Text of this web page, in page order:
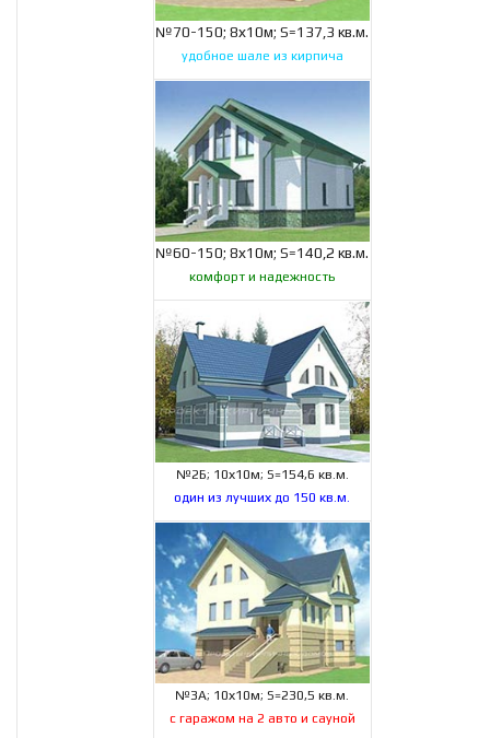
№70-150; 8х10м; S=137,3 кв.м.
удобное шале из кирпича
№60-150; 8х10м; S=140,2 кв.м.
комфорт и надежность
№2Б; 10х10м; S=154,6 кв.м.
один из лучших до 150 кв.м.
№3А; 10х10м; S=230,5 кв.м.
с гаражом на 2 авто и сауной